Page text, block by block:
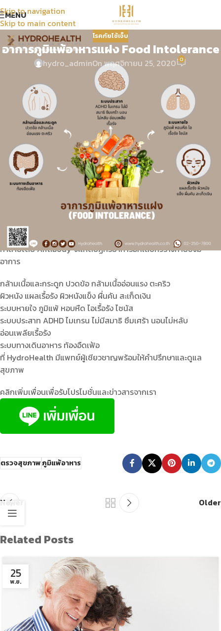
Skip to navigation
Skip to main content
MENU
โรคภัยไข้เจ็บ
อาการภูมิแพ้อาหารแฝง Food Intolerance
hydro_adminOn พฤศจิกายน 25, 2020 0
มนุษย์ทุกคนมีภาวะภูมิแพ้อาหารอยู่ในร่างกายอยู่แล้วเพียงแต่บางคน
อาจจะแสดงอาการหรือในบางคนจะไม่แสดงอาการ ซึ่งในรายการที่ไม่
แสดงอาการนั้นจะมีความเสี่ยงสูงมากกว่ารายที่แสดงอาการ เนื่องมา
จากเราไม่สามารถรู้ได้ว่าเรามีภาวะภูมิแพ้อาหารชนิดใดบ้างเราจึงควรให้
ความสำคัญกับสุขภาพโดยการเข้ารับการตรวจ “ภูมิแพ้อาหารแฝง
(Food Allergy)” ซึ่งจะช่วยให้คุณสามารถรู้ได้ล่วงหน้าว่าคุณมีภาวะ
หรือความเสี่ยงในการแพ้อาหารชนิดใด เพื่อจะได้ทำการหลีกเลี่ยงและ
วางแผนโภชนาการของคุณให้ได้รับสารอาหารอย่างครบถ้วนและ
สมบูรณ์มากที่สุดพร้อมทั้งป้องกันโรคร้ายที่อาจจะเกิดขึ้น เมื่อมีสิ่ง
แปลกปลอมสามารถซึมผ่านช่องว่างระหว่างเซลล์เข้าสู่กระแสเลือดมาก
จะทำให้ร่างกายสร้างภูมิคุ้มกันหรือ Antibody มากเกินจนผิดปกติเพื่อ
ที่จะจัดการกับสิ่งแปลกปลอมเหล่านั้นและก่อให้เกิด “ภาวะไม่สมดุลของ
ระบบภูมิต้านทาน” เพราะสิ่งแปลกปลอมหรืออาหารที่ซึมผ่านลำไส้ซึ่งถูก
ทำลายโดย Antibody จะเกิดปฏิกิริยาการอักเสบทั่วร่างกายซึ่งมี
อาการ
กล้ามเนื้อและกระดูก ปวดข้อ กล้ามเนื้ออ่อนแรง ตะคริว
ผิวหนัง แผลเรื้อรัง ผิวหนังแข็ง ผื่นคัน สะเก็ดเงิน
ระบบหายใจ ภูมิแพ้ หอบหืด ไอเรื้อรัง ไซนัส
ระบบประสาท ADHD ไมเกรน ไม่มีสมาธิ ซึมเศร้า นอนไม่หลับ
อ่อนเพลียเรื้อรัง
ระบบทางเดินอาหาร ท้องอืดเฟ้อ
ที่ HydroHealth มีแพทย์ผู้เชียวชาญพร้อมให้คำปรึกษาและดูแล
สุขภาพ
คลิกเพิ่มเพื่อนเพื่อรับโปรโมชั่นและข่าวสารจากเรา
ตรวจสุขภาพภูมิแพ้อาหาร
Newer Older
Related Posts
25
พ.ย.